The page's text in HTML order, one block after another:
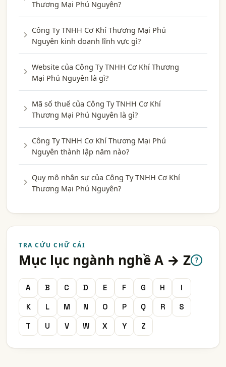
Thương Mại Phú Nguyên?
Công Ty TNHH Cơ Khí Thương Mại Phú
Nguyên kinh doanh lĩnh vực gì?
Website của Công Ty TNHH Cơ Khí Thương
Mại Phú Nguyên là gì?
Mã số thuế của Công Ty TNHH Cơ Khí
Thương Mại Phú Nguyên là gì?
Công Ty TNHH Cơ Khí Thương Mại Phú
Nguyên thành lập năm nào?
Quy mô nhân sự của Công Ty TNHH Cơ Khí
Thương Mại Phú Nguyên?
TRA CỨU CHỮ CÁI
Mục lục ngành nghề A → Z ?
A B C D E F G H
I
K
L M N O P Q R
S
T
U V W X Y Z